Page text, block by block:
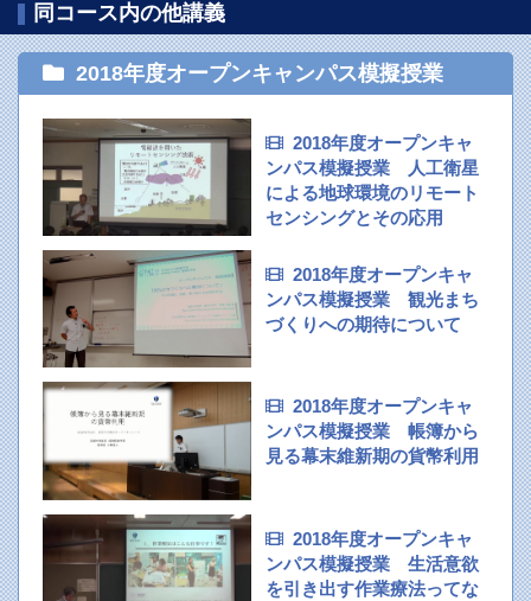
同コース内の他講義
2018年度オープンキャンパス模擬授業
2018年度オープンキャ
ンパス模擬授業 人工衛星
による地球環境のリモート
センシングとその応用
2018年度オープンキャ
ンパス模擬授業 観光まち
づくりへの期待について
2018年度オープンキャ
ンパス模擬授業 帳簿から
見る幕末維新期の貨幣利用
2018年度オープンキャ
ンパス模擬授業 生活意欲
を引き出す作業療法ってな